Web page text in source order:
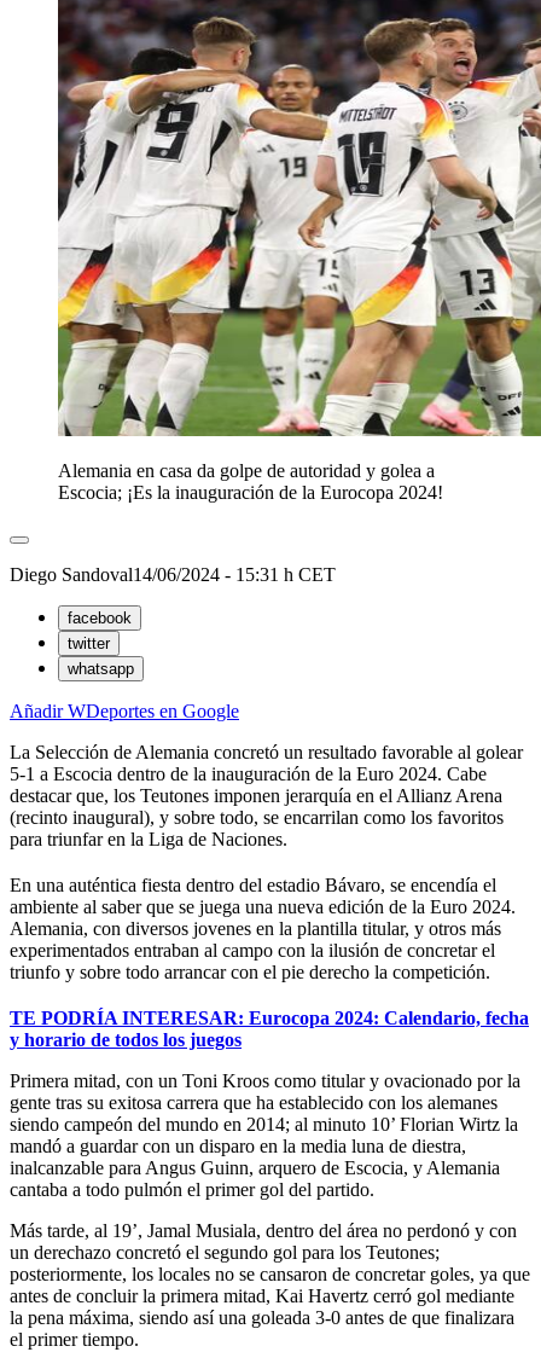
Alemania en casa da golpe de autoridad y golea a
Escocia; ¡Es la inauguración de la Eurocopa 2024!
Diego Sandoval14/06/2024 - 15:31 h CET
facebook
twitter
whatsapp
Añadir WDeportes en Google
La Selección de Alemania concretó un resultado favorable al golear
5-1 a Escocia dentro de la inauguración de la Euro 2024. Cabe
destacar que, los Teutones imponen jerarquía en el Allianz Arena
(recinto inaugural), y sobre todo, se encarrilan como los favoritos
para triunfar en la Liga de Naciones.
En una auténtica fiesta dentro del estadio Bávaro, se encendía el
ambiente al saber que se juega una nueva edición de la Euro 2024.
Alemania, con diversos jovenes en la plantilla titular, y otros más
experimentados entraban al campo con la ilusión de concretar el
triunfo y sobre todo arrancar con el pie derecho la competición.
TE PODRÍA INTERESAR: Eurocopa 2024: Calendario, fecha
y horario de todos los juegos
Primera mitad, con un Toni Kroos como titular y ovacionado por la
gente tras su exitosa carrera que ha establecido con los alemanes
siendo campeón del mundo en 2014; al minuto 10’ Florian Wirtz la
mandó a guardar con un disparo en la media luna de diestra,
inalcanzable para Angus Guinn, arquero de Escocia, y Alemania
cantaba a todo pulmón el primer gol del partido.
Más tarde, al 19’, Jamal Musiala, dentro del área no perdonó y con
un derechazo concretó el segundo gol para los Teutones;
posteriormente, los locales no se cansaron de concretar goles, ya que
antes de concluir la primera mitad, Kai Havertz cerró gol mediante
la pena máxima, siendo así una goleada 3-0 antes de que finalizara
el primer tiempo.